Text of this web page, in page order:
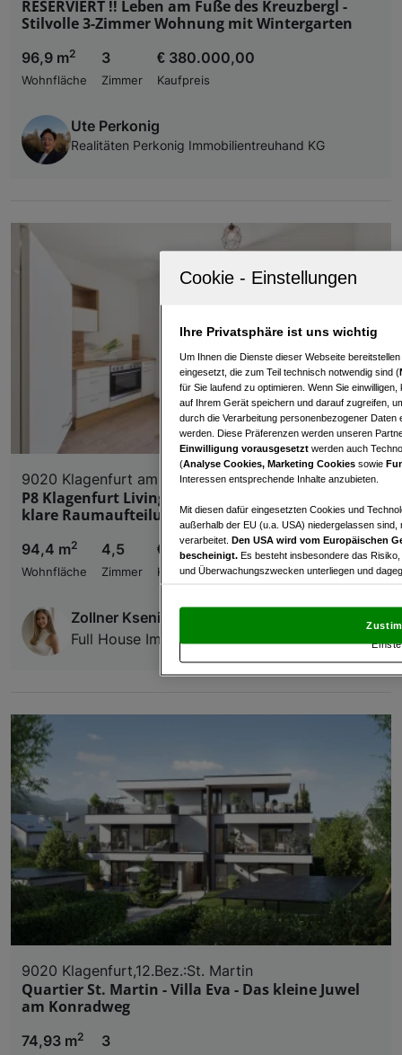
RESERVIERT !! Leben am Fuße des Kreuzbergl -
Stilvolle 3-Zimmer Wohnung mit Wintergarten
96,9 m2
Wohnfläche
3
Zimmer
€ 380.000,00
Kaufpreis
Ute Perkonig
Realitäten Perkonig Immobilientreuhand KG
9020 Klagenfurt am Wörthersee
P8 Klagenfurt Living – 4.5-Zimmer-Wohnung mit
klare Raumaufteilung in zentraler Innenstadtlage
94,4 m2
Wohnfläche
4,5
Zimmer
€ 275.000,00
Kaufpreis
Zollner Ksenia
Full House Immobilien
9020 Klagenfurt,12.Bez.:St. Martin
Quartier St. Martin - Villa Eva - Das kleine Juwel
am Konradweg
74,93 m2
3
Ihre Privatsphäre ist uns wichtig
Um Ihnen die Dienste dieser Webseite
eingesetzt, die zum Teil technisch notwendig sind (
für Sie laufend zu optimieren. Wenn Sie
auf Ihrem Gerät speichern und darauf zugreifen,
durch die Verarbeitung personenbezogener
werden. Diese Präferenzen werden unseren
Einwilligung vorausgesetzt werden auch
(Analyse Cookies, Marketing Cookies sowie
Interessen entsprechende Inhalte anzubieten.
Mit diesen dafür eingesetzten Cookies und
außerhalb der EU (u.a. USA) niedergelassen
verarbeitet. Den USA wird vom Europäischen
bescheinigt. Es besteht insbesondere das
und Überwachungszwecken unterliegen und
und Widerspruch gegen die Verarbeitung auf der
„Cookie Einstellungen“, die sich auf jeder Seite
Verwendung genauer Standortdaten.
Zugriff auf Informationen auf einem Endgerät.
und der Performance von Inhalten,
Liste der Partner (Lieferanten)